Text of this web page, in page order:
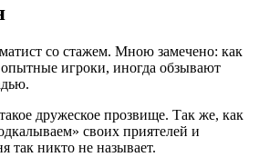
со стажем. Мною замечено: как
игроки, иногда обзывают
дружеское прозвище. Так же, как
своих приятелей и
так никто не называет.